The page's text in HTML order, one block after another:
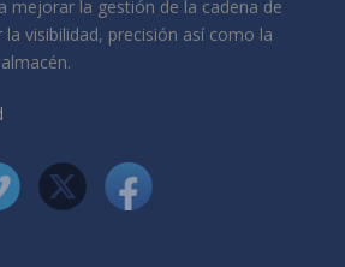
mejorar la gestión de la cadena de
visibilidad, precisión así como la